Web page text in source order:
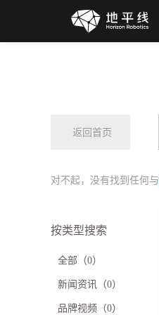
返回首页
对不起，没有找到任何与
按类型搜索
全部（0）
新闻资讯（0）
品牌视频（0）